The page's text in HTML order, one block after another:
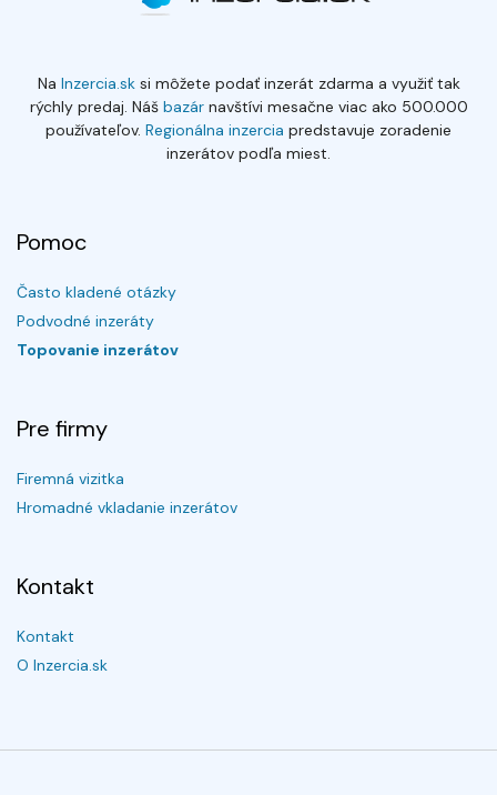
Na Inzercia.sksi môžete podať inzerát zdarma a využiť tak
rýchly predaj. Náš bazárnavštívi mesačne viac ako 500.000
používateľov. Regionálna inzercia predstavuje zoradenie
inzerátov podľa miest.
Pomoc
Často kladené otázky
Podvodné inzeráty
Topovanie inzerátov
Pre firmy
Firemná vizitka
Hromadné vkladanie inzerátov
Kontakt
Kontakt
O Inzercia.sk